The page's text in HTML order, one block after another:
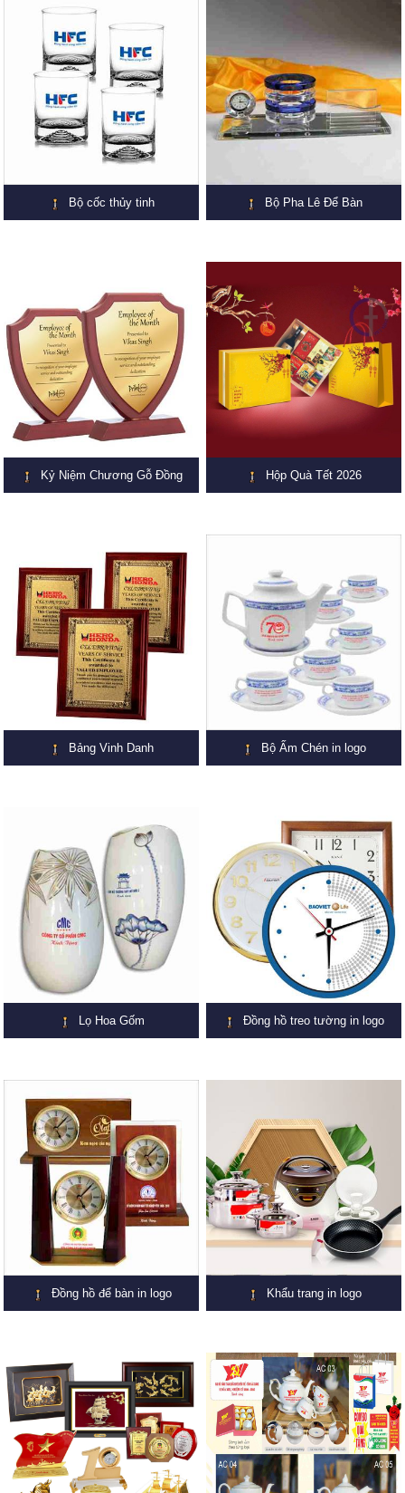
Bộ cốc thủy tinh Bộ Pha Lê Để Bàn
Kỷ Niệm Chương Gỗ Đồng Hộp Quà Tết 2026
Bảng Vinh Danh Bộ Ấm Chén in logo
Lọ Hoa Gốm Đồng hồ treo tường in logo
Đồng hồ để bàn in logo Khẩu trang in logo